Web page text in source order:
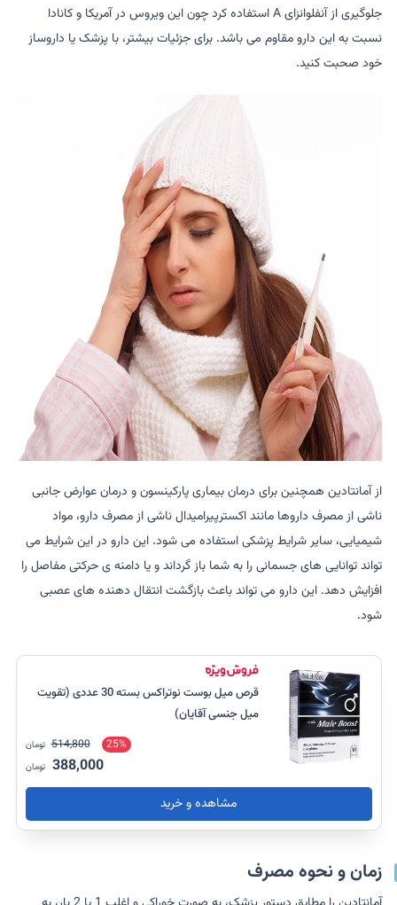
جلوگیری از آنفلوانزای A استفاده کرد چون این ویروس در آمریکا و کانادا
نسبت به این دارو مقاوم می باشد. برای جزئیات بیشتر، با پزشک یا داروساز
خود صحبت کنید.
از آمانتادین همچنین برای درمان بیماری پارکینسون و درمان عوارض جانبی
ناشی از مصرف داروها مانند اکسترپیرامیدال ناشی از مصرف دارو، مواد
شیمیایی، سایر شرایط پزشکی استفاده می شود. این دارو در این شرایط می
تواند توانایی های جسمانی را به شما باز گرداند و یا دامنه ی حرکتی مفاصل را
افزایش دهد. این دارو می تواند باعث بازگشت انتقال دهنده های عصبی
شود.
قرص میل بوست نوتراکس بسته 30 عددی (تقویت
میل جنسی آقایان)
25%
514,800 تومان
388,000 تومان
مشاهده و خرید
زمان و نحوه مصرف